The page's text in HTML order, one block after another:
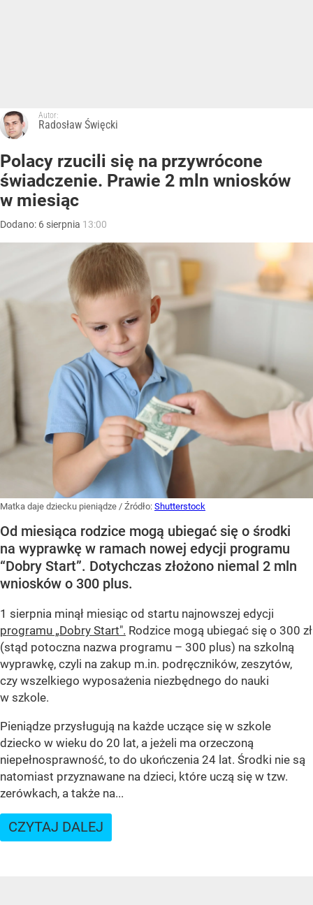
Autor:
Radosław Święcki
Polacy rzucili się na przywrócone
świadczenie. Prawie 2 mln wniosków
w miesiąc
Dodano: 6 sierpnia 13:00
Matka daje dziecku pieniądze / Źródło: Shutterstock
Od miesiąca rodzice mogą ubiegać się o środki
na wyprawkę w ramach nowej edycji programu
“Dobry Start”. Dotychczas złożono niemal 2 mln
wniosków o 300 plus.
1 sierpnia minął miesiąc od startu najnowszej edycji
programu „Dobry Start". Rodzice mogą ubiegać się o 300 zł
(stąd potoczna nazwa programu – 300 plus) na szkolną
wyprawkę, czyli na zakup m.in. podręczników, zeszytów,
czy wszelkiego wyposażenia niezbędnego do nauki
w szkole.
Pieniądze przysługują na każde uczące się w szkole
dziecko w wieku do 20 lat, a jeżeli ma orzeczoną
niepełnosprawność, to do ukończenia 24 lat. Środki nie są
natomiast przyznawane na dzieci, które uczą się w tzw.
zerówkach, a także na...
CZYTAJ DALEJ